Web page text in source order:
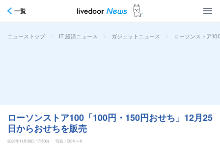
一覧
ニューストップ > IT 経済ニュース > ガジェットニュース > ローソンストア
ローソンストア100「100円・150円おせち」12月25
日からおせちを販売
2023年11月30日 17時3分 写真：BCN＋R